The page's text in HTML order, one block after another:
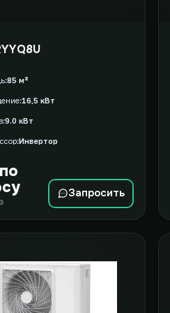
85 м²
16,5 кВт
9.0 кВт
Инвертор
Запросить